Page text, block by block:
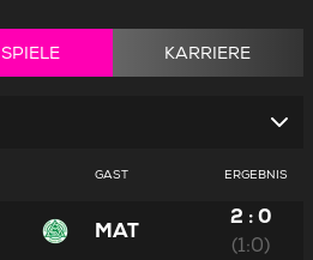
SPIELE KARRIERE
GAST ERGEBNIS
MAT
2 : 0
(1:0)